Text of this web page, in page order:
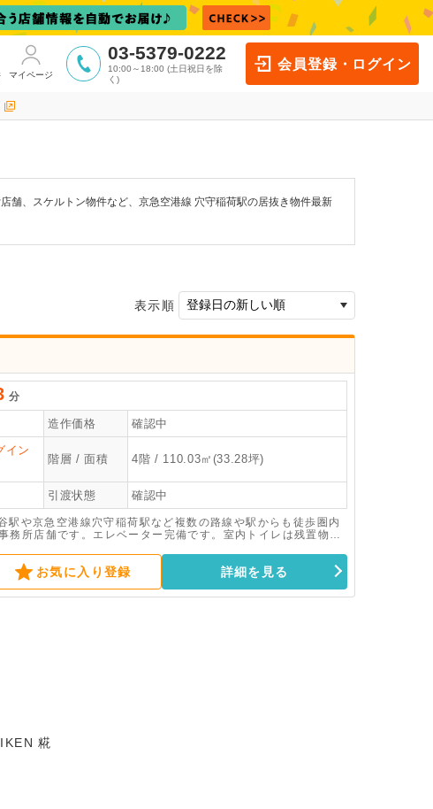
マイページ
03-5379-0222
10:00～18:00 (土日祝日を除
く)
会員登録・ログイン
舗、スケルトン物件など、京急空港線 穴守稲荷駅の居抜き物件最新
表示順
分
造作価格 確認中
イン
階層 / 面積 4階 / 110.03㎡(33.28坪)
引渡状態 確認中
や京急空港線穴守稲荷駅など複数の路線や駅からも徒歩圏内
所店舗です。エレベーター完備です。室内トイレは残置物と
お気に入り登録 詳細を見る
糀